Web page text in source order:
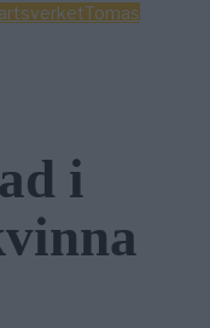
Tomas
i